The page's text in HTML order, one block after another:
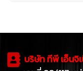
บริษัท ทีพี เอ็นจิ